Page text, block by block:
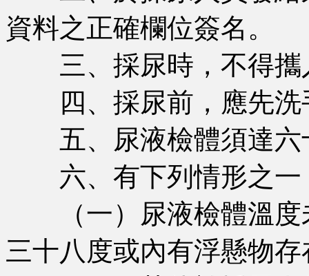
資料之正確欄位簽名。
三、採尿時，不得攜
四、採尿前，應先洗
五、尿液檢體須達六
六、有下列情形之一
（一）尿液檢體溫度
三十八度或內有浮懸物